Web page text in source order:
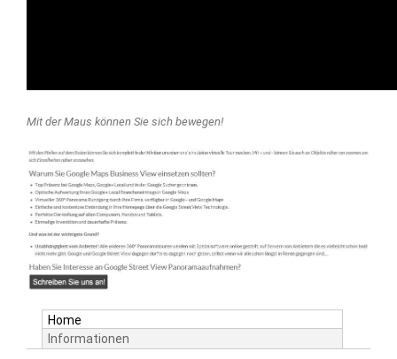
Mit der Maus können Sie sich bewegen!
Home
Informationen